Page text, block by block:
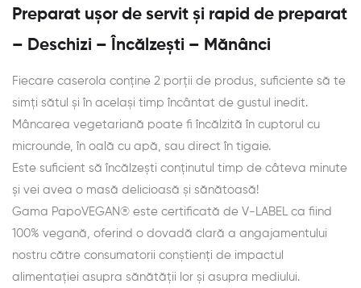
Preparat ușor de servit și rapid de preparat
– Deschizi – Încălzești – Mănânci
Fiecare caserola conține 2 porții de produs, suficiente să te
simți sătul și în același timp încântat de gustul inedit.
Mâncarea vegetariană poate fi încălzită în cuptorul cu
microunde, în oală cu apă, sau direct în tigaie.
Este suficient să încălzești conținutul timp de câteva minute
și vei avea o masă delicioasă și sănătoasă!
Gama PapoVEGAN® este certificată de V-LABEL ca fiind
100% vegană, oferind o dovadă clară a angajamentului
nostru către consumatorii conștienți de impactul
alimentației asupra sănătății lor și asupra mediului.